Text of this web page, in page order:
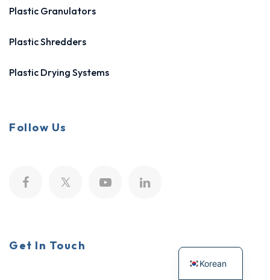
Plastic Granulators
Plastic Shredders
Plastic Drying Systems
Follow Us
Get In Touch
Korean